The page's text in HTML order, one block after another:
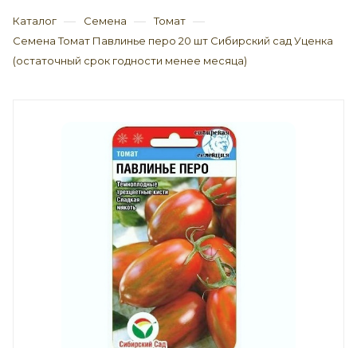
Каталог — Семена — Томат —
Семена Томат Павлинье перо 20 шт Сибирский сад Уценка
(остаточный срок годности менее месяца)